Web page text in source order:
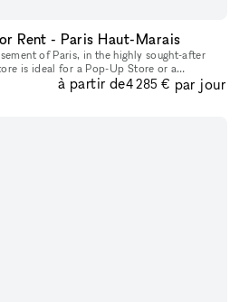
Rent - Paris Haut-Marais
of Paris, in the highly sought-after
is ideal for a Pop-Up Store or a
area of ??200 sqm spread over 2 levels in a
à partir de4 285 € par jour